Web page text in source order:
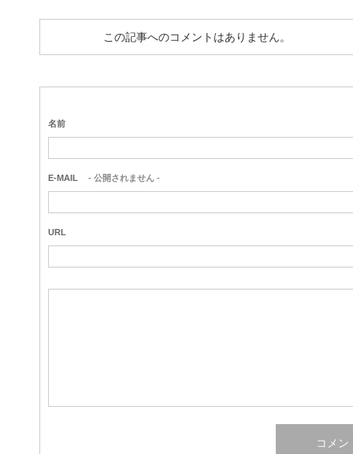
この記事へのコメントはありません。
名前
E-MAIL - 公開されません -
URL